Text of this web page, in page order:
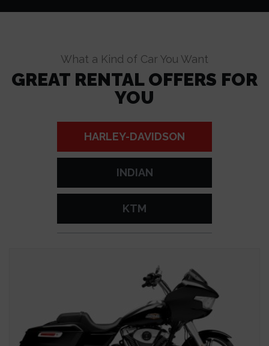
What a Kind of Car You Want
GREAT RENTAL OFFERS FOR
YOU
HARLEY-DAVIDSON
INDIAN
KTM